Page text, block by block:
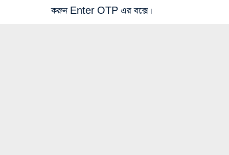
করুন Enter OTP এর বক্সে।